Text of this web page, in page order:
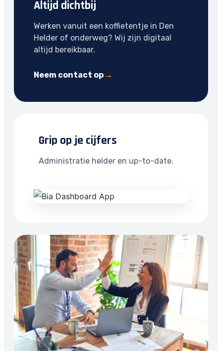
Altijd dichtbij
Werken vanuit een koffietentje in Den
Helder of onderweg? Wij zijn digitaal
altijd bereikbaar.
Neem contact op
Grip op je cijfers
Administratie helder en up-to-date.